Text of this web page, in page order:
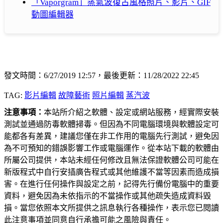
「Vaporgram」蒸氣波復古風格照片、影片、GIF
動圖編輯器
發文時間：6/27/2019 12:57，最後更新：11/28/2022 22:45
TAG: 影片編輯 故障藝術 照片編輯 蒸汽波
注意事項： 本站所介紹之軟體、設定或網站服務，經實際安裝
測試並通過防毒軟體掃毒。但因為不同電腦環境與軟體設定可
能都各有差異，建議您僅在非工作用的電腦先行測試，避免因
為不可預知的錯誤影響工作或電腦運作。從本站下載的軟體由
所屬公司提供，本站未經任何修改且無法保證軟體公司可能在
新版程式中自行安插廣告程式或其他維護不當等因素而造成損
害。在進行任何操作與設定之前，記得先行備份電腦中的重要
資料，避免因為未依指示的不當操作或其他疏失造成資料毀
損。當您依照本文所提供之訊息執行各種操作，表示您已閱讀
此注意事項並同意自行承擔可能之風險與責任。